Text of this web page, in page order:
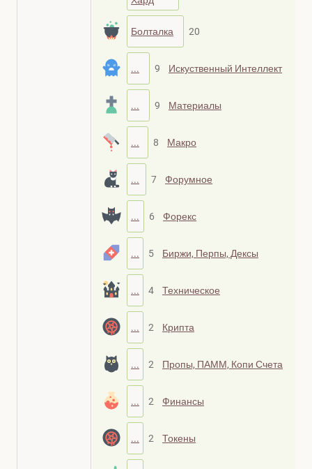
Болталка 20
... 9 Искуственный Интеллект
... 9 Материалы
... 8 Макро
... 7 Форумное
... 6 Форекс
... 5 Биржи, Перпы, Дексы
... 4 Техническое
... 2 Крипта
... 2 Пропы, ПАММ, Копи Счета
... 2 Финансы
... 2 Токены